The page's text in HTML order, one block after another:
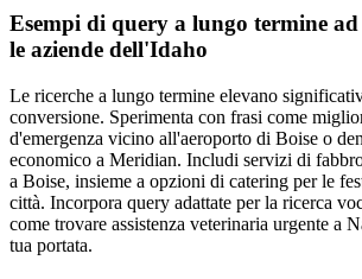
Esempi di query a lungo termine
le aziende dell'Idaho
Le ricerche a lungo termine elevano
conversione. Sperimenta con frasi come
d'emergenza vicino all'aeroporto di Boise o
economico a Meridian. Includi servizi di
a Boise, insieme a opzioni di catering per le
città. Incorpora query adattate per la ricerca
come trovare assistenza veterinaria urgente a
tua portata.